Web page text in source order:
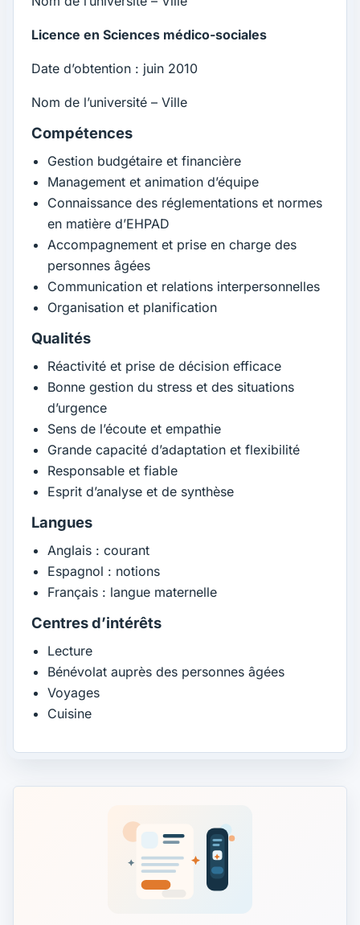
Licence en Sciences médico-sociales
Date d’obtention : juin 2010
Nom de l’université – Ville
Compétences
Gestion budgétaire et financière
Management et animation d’équipe
Connaissance des réglementations et normes
en matière d’EHPAD
Accompagnement et prise en charge des
personnes âgées
Communication et relations interpersonnelles
Organisation et planification
Qualités
Réactivité et prise de décision efficace
Bonne gestion du stress et des situations
d’urgence
Sens de l’écoute et empathie
Grande capacité d’adaptation et flexibilité
Responsable et fiable
Esprit d’analyse et de synthèse
Langues
Anglais : courant
Espagnol : notions
Français : langue maternelle
Centres d’intérêts
Lecture
Bénévolat auprès des personnes âgées
Voyages
Cuisine